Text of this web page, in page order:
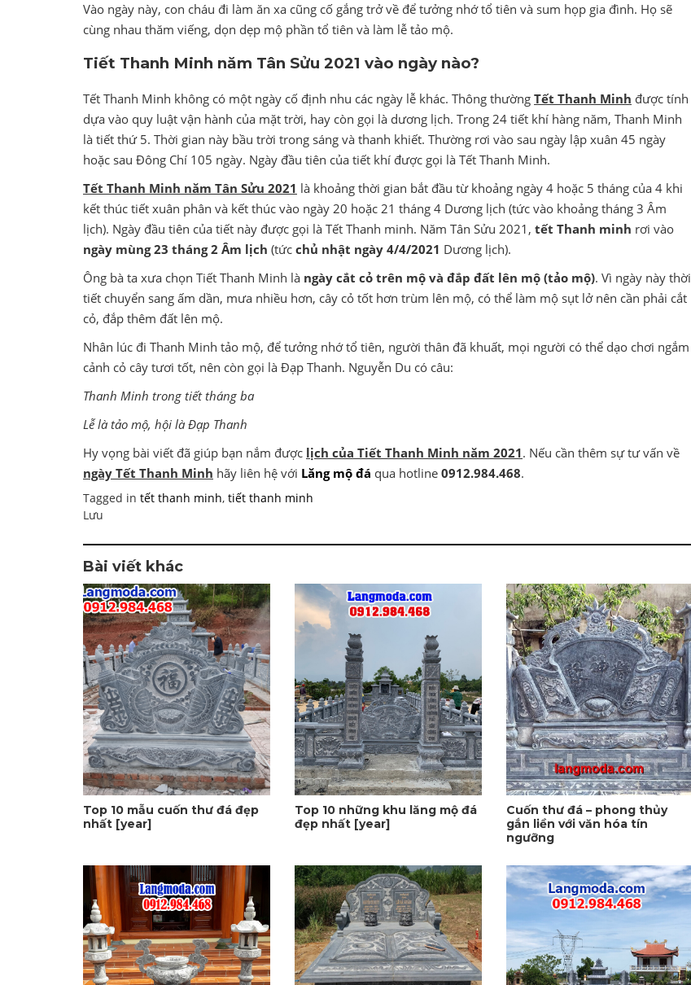
Vào ngày này, con cháu đi làm ăn xa cũng cố gắng trở về để tưởng nhớ tổ tiên và sum họp gia đình. Họ sẽ
cùng nhau thăm viếng, dọn dẹp mộ phần tổ tiên và làm lễ tảo mộ.
Tiết Thanh Minh năm Tân Sửu 2021 vào ngày nào?
Tết Thanh Minh không có một ngày cố định nhu các ngày lễ khác. Thông thường Tết Thanh Minh được tính
dựa vào quy luật vận hành của mặt trời, hay còn gọi là dương lịch. Trong 24 tiết khí hàng năm, Thanh Minh
là tiết thứ 5. Thời gian này bầu trời trong sáng và thanh khiết. Thường rơi vào sau ngày lập xuân 45 ngày
hoặc sau Đông Chí 105 ngày. Ngày đầu tiên của tiết khí được gọi là Tết Thanh Minh.
Tết Thanh Minh năm Tân Sửu 2021 là khoảng thời gian bắt đầu từ khoảng ngày 4 hoặc 5 tháng của 4 khi
kết thúc tiết xuân phân và kết thúc vào ngày 20 hoặc 21 tháng 4 Dương lịch (tức vào khoảng tháng 3 Âm
lịch). Ngày đầu tiên của tiết này được gọi là Tết Thanh minh. Năm Tân Sửu 2021, tết Thanh minh rơi vào
ngày mùng 23 tháng 2 Âm lịch (tức chủ nhật ngày 4/4/2021 Dương lịch).
Ông bà ta xưa chọn Tiết Thanh Minh là ngày cắt cỏ trên mộ và đắp đất lên mộ (tảo mộ). Vì ngày này thời
tiết chuyển sang ấm dần, mưa nhiều hơn, cây cỏ tốt hơn trùm lên mộ, có thể làm mộ sụt lở nên cần phải cắt
cỏ, đắp thêm đất lên mộ.
Nhân lúc đi Thanh Minh tảo mộ, để tưởng nhớ tổ tiên, người thân đã khuất, mọi người có thể dạo chơi ngắm
cảnh cỏ cây tươi tốt, nên còn gọi là Đạp Thanh. Nguyễn Du có câu:
Thanh Minh trong tiết tháng ba
Lễ là tảo mộ, hội là Đạp Thanh
Hy vọng bài viết đã giúp bạn nắm được lịch của Tiết Thanh Minh năm 2021. Nếu cần thêm sự tư vấn về
ngày Tết Thanh Minh hãy liên hệ với Lăng mộ đá qua hotline 0912.984.468.
Tagged in tết thanh minh, tiết thanh minh
Lưu
Bài viết khác
Top 10 mẫu cuốn thư đá đẹp
nhất [year]
Top 10 những khu lăng mộ đá
đẹp nhất [year]
Cuốn thư đá – phong thủy
gắn liền với văn hóa tín
ngưỡng